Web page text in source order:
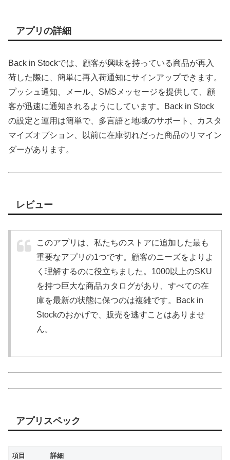
アプリの詳細
Back in Stockでは、顧客が興味を持っている商品が再入
荷した際に、簡単に再入荷通知にサインアップできます。
プッシュ通知、メール、SMSメッセージを提供して、顧
客が迅速に通知されるようにしています。Back in Stock
の設定と運用は簡単で、多言語と地域のサポート、カスタ
マイズオプション、以前に在庫切れだった商品のリマイン
ダーがあります。
レビュー
このアプリは、私たちのストアに追加した最も
重要なアプリの1つです。顧客のニーズをよりよ
く理解するのに役立ちました。1000以上のSKU
を持つ巨大な商品カタログがあり、すべての在
庫を最新の状態に保つのは複雑です。Back in
Stockのおかげで、販売を逃すことはありませ
ん。
アプリスペック
項目 詳細